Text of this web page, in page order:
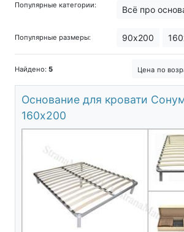
Популярные категории: Всё про
Популярные размеры: 90х200
Найдено: 5 Цена по
Основание для кровати
160х200